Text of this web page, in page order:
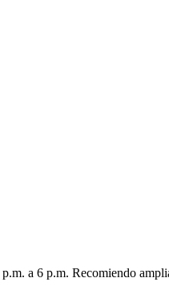
a 6 p.m. Recomiendo